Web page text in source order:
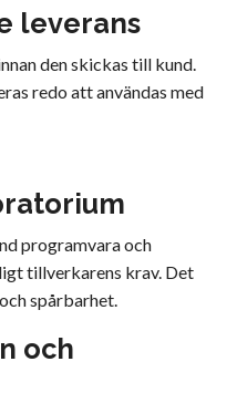
leverans
den skickas till kund.
redo att användas med
programvara och
tillverkarens krav. Det
spårbarhet.
och